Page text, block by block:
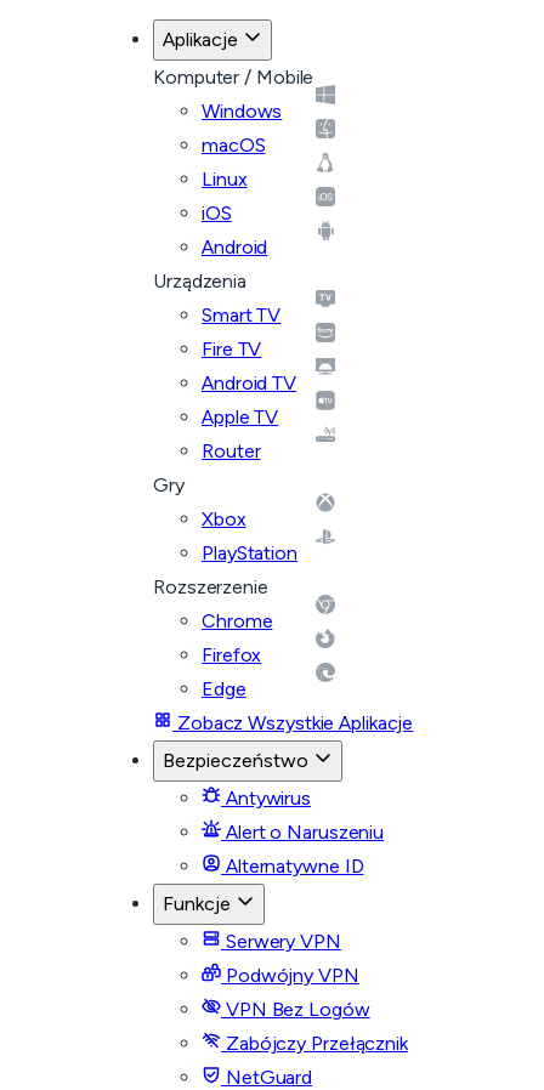
Aplikacje
Komputer / Mobile
Windows
macOS
Linux
iOS
Android
Urządzenia
Smart TV
Fire TV
Android TV
Apple TV
Router
Gry
Xbox
PlayStation
Rozszerzenie
Chrome
Firefox
Edge
Zobacz Wszystkie Aplikacje
Bezpieczeństwo
Antywirus
Alert o Naruszeniu
Alternatywne ID
Funkcje
Serwery VPN
Podwójny VPN
VPN Bez Logów
Zabójczy Przełącznik
NetGuard